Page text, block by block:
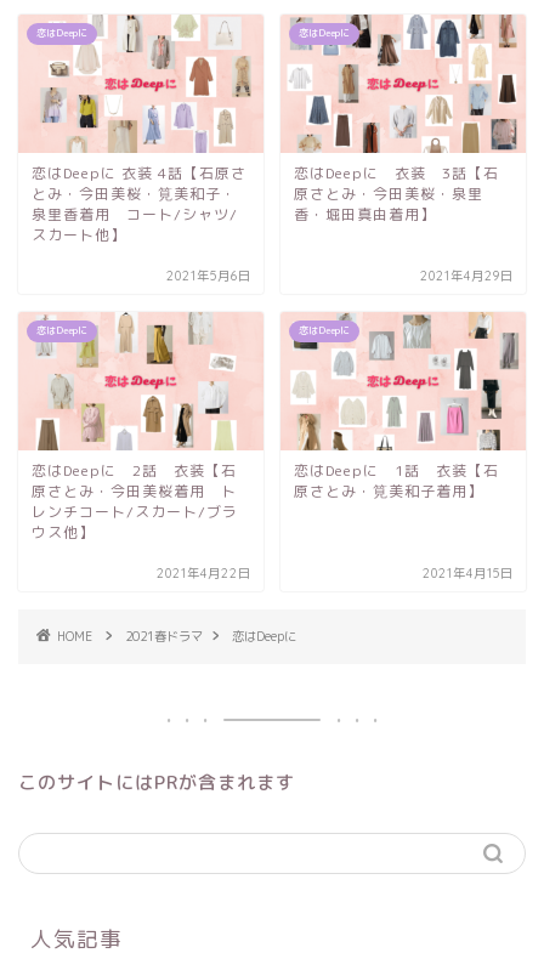
恋はDeepに
恋はDeepに 衣装 4話【石原さ
とみ・今田美桜・筧美和子・
泉里香着用 コート/シャツ/
スカート他】
2021年5月6日
恋はDeepに
恋はDeepに 衣装 3話【石
原さとみ・今田美桜・泉里
香・堀田真由着用】
2021年4月29日
恋はDeepに
恋はDeepに 2話 衣装【石
原さとみ・今田美桜着用 ト
レンチコート/スカート/ブラ
ウス他】
2021年4月22日
恋はDeepに
恋はDeepに 1話 衣装【石
原さとみ・筧美和子着用】
2021年4月15日
HOME 2021春ドラマ 恋はDeepに
このサイトにはPRが含まれます
人気記事